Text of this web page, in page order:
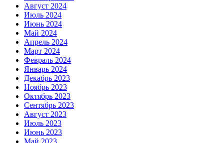
Август 2024
Июль 2024
Июнь 2024
Май 2024
Апрель 2024
Март 2024
Февраль 2024
Январь 2024
Декабрь 2023
Ноябрь 2023
Октябрь 2023
Сентябрь 2023
Август 2023
Июль 2023
Июнь 2023
Май 2023